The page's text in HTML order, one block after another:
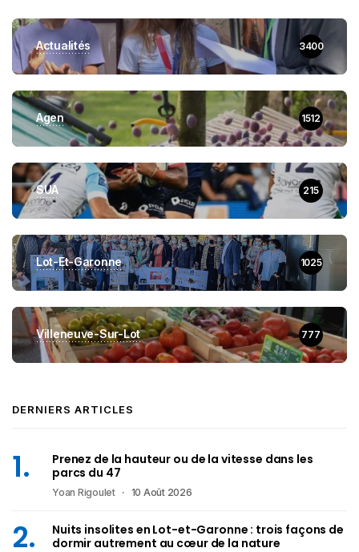
Actualités 3400
Agen 1512
SUA 215
Lot-Et-Garonne 1025
Villeneuve-Sur-Lot 777
DERNIERS ARTICLES
Prenez de la hauteur ou de la vitesse dans les
parcs du 47
Yoan Rigoulet 10 Août 2026
Nuits insolites en Lot-et-Garonne : trois façons de
dormir autrement au cœur de la nature